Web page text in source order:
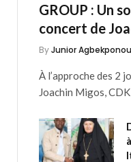
GROUP : Un
concert de
ByJunior Agbekponou
À l’approche des 2
Joachin Migos,